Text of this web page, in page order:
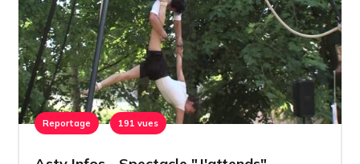
Reportage 191 vues